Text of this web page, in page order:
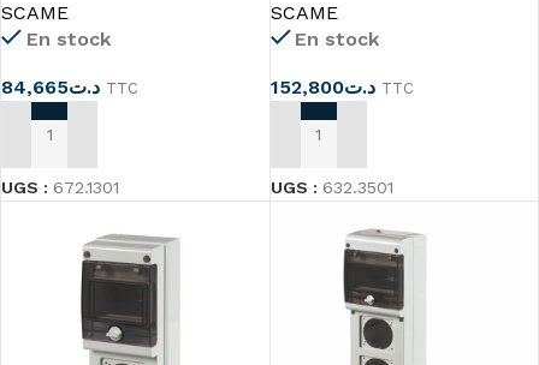
SCAME
En stock
د.ت84,665 TTC
AJOUTER AU PANIER
UGS : 672.1301
SCAME
En stock
د.ت152,800 TTC
AJOUTER AU PANIER
UGS : 632.3501